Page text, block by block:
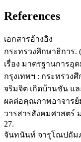
References
เอกสารอ้างอิง
กระทรวงศึกษาธิการ.
เรื่อง มาตรฐานการอุ
กรุงเทพฯ : กระทรวง
จริมจิต เกิดบ้านชัน แ
ผลต่อคุณภาพอาจารย์
วารสารสังคมศาสตร์
27.
จันทนันท์ จารุโณปถัม